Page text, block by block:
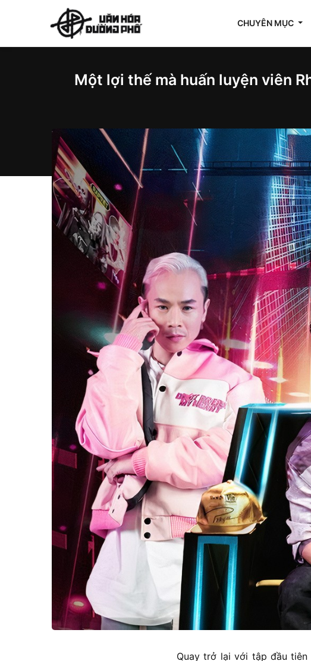
CHUYÊN MỤC
Một lợi thế mà huấn luyện viên
Quay trở lại với tập đầu